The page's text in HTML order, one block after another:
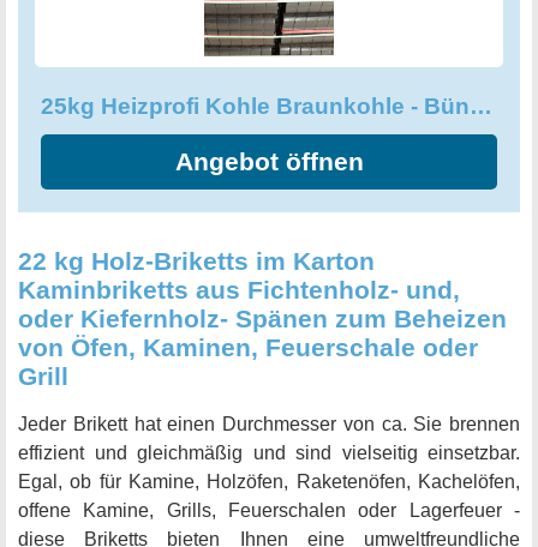
25kg Heizprofi Kohle Braunkohle - Bündel Brikett
Angebot öffnen
22 kg Holz-Briketts im Karton
Kaminbriketts aus Fichtenholz- und,
oder Kiefernholz- Spänen zum Beheizen
von Öfen, Kaminen, Feuerschale oder
Grill
Jeder Brikett hat einen Durchmesser von ca. Sie brennen
effizient und gleichmäßig und sind vielseitig einsetzbar.
Egal, ob für Kamine, Holzöfen, Raketenöfen, Kachelöfen,
offene Kamine, Grills, Feuerschalen oder Lagerfeuer -
diese Briketts bieten Ihnen eine umweltfreundliche